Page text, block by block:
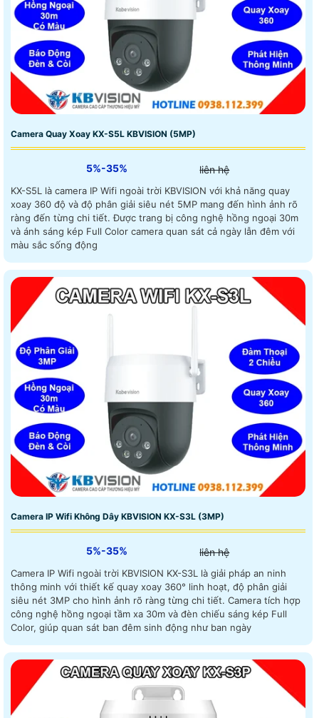
Camera Quay Xoay KX-S5L KBVISION (5MP)
5%-35% liên hệ
KX-S5L là camera IP Wifi ngoài trời KBVISION với khả năng quay
xoay 360 độ và độ phân giải siêu nét 5MP mang đến hình ảnh rõ
ràng đến từng chi tiết. Được trang bị công nghệ hồng ngoại 30m
và ánh sáng kép Full Color camera quan sát cả ngày lẫn đêm với
màu sắc sống động
Camera IP Wifi Không Dây KBVISION KX-S3L (3MP)
5%-35% liên hệ
Camera IP Wifi ngoài trời KBVISION KX-S3L là giải pháp an ninh
thông minh với thiết kế quay xoay 360° linh hoạt, độ phân giải
siêu nét 3MP cho hình ảnh rõ ràng từng chi tiết. Camera tích hợp
công nghệ hồng ngoại tầm xa 30m và đèn chiếu sáng kép Full
Color, giúp quan sát ban đêm sinh động như ban ngày